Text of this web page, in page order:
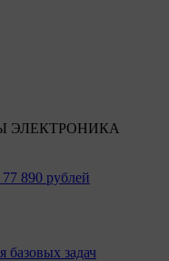
ЭЛЕКТРОНИКА
890 рублей
задач